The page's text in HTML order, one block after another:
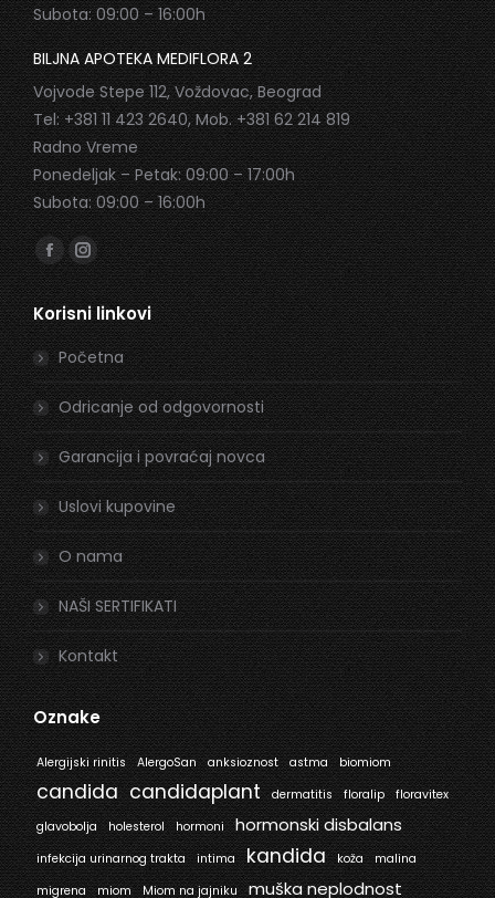
Subota: 09:00 – 16:00h
BILJNA APOTEKA MEDIFLORA 2
Vojvode Stepe 112, Voždovac, Beograd
Tel: +381 11 423 2640, Mob. +381 62 214 819
Radno Vreme
Ponedeljak – Petak: 09:00 – 17:00h
Subota: 09:00 – 16:00h
Find us on:
Facebook
page
opens
in
new
window
Instagram
page
opens
in
new
window
Korisni linkovi
Početna
Odricanje od odgovornosti
Garancija i povraćaj novca
Uslovi kupovine
O nama
NAŠI SERTIFIKATI
Kontakt
Oznake
Alergijski rinitis AlergoSan anksioznost astma biomiom
candida candidaplant dermatitis floralip
floravitex
glavobolja
holesterol hormoni hormonski disbalans
infekcija urinarnog trakta intima kandida koža
malina
migrena
miom Miom na jajniku muška neplodnost